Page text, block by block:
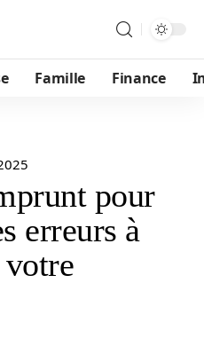
Famille Finance
pour
erreurs à